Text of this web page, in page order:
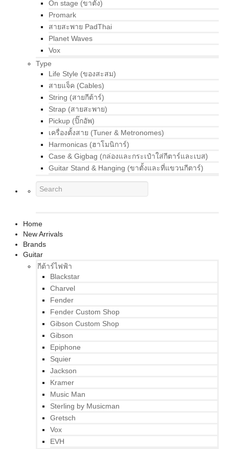
On stage (ขาตั้ง)
Promark
สายสะพาย PadThai
Planet Waves
Vox
Type
Life Style (ของสะสม)
สายแจ็ค (Cables)
String (สายกีต้าร์)
Strap (สายสะพาย)
Pickup (ปิ๊กอัพ)
เครื่องตั้งสาย (Tuner & Metronomes)
Harmonicas (ฮาโมนิการ์)
Case & Gigbag (กล่องและกระเป๋าใส่กีตาร์และเบส)
Guitar Stand & Hanging (ขาตั้งและที่แขวนกีตาร์)
Home
New Arrivals
Brands
Guitar
กีต้าร์ไฟฟ้า
Blackstar
Charvel
Fender
Fender Custom Shop
Gibson Custom Shop
Gibson
Epiphone
Squier
Jackson
Kramer
Music Man
Sterling by Musicman
Gretsch
Vox
EVH